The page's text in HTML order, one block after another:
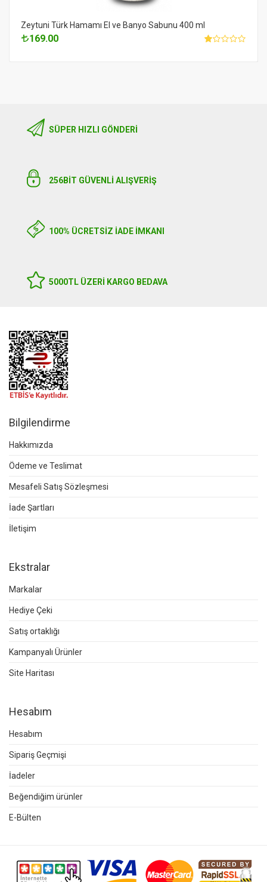
Zeytuni Türk Hamamı El ve Banyo Sabunu 400 ml
169.00
SÜPER HIZLI GÖNDERI
256BIT GÜVENLİ ALIŞVERİŞ
100% ÜCRETSİZ İADE İMKANI
5000TL ÜZERI KARGO BEDAVA
Bilgilendirme
Hakkımızda
Ödeme ve Teslimat
Mesafeli Satış Sözleşmesi
İade Şartları
İletişim
Ekstralar
Markalar
Hediye Çeki
Satış ortaklığı
Kampanyalı Ürünler
Site Haritası
Hesabım
Hesabım
Sipariş Geçmişi
İadeler
Beğendiğim ürünler
E-Bülten